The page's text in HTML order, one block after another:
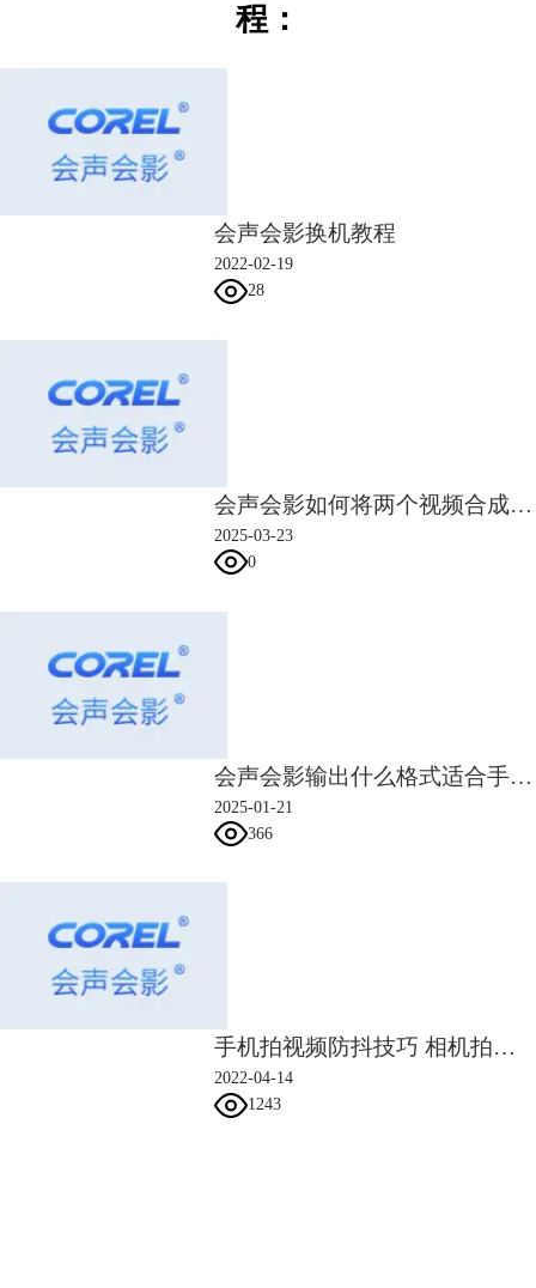
程：
会声会影换机教程
2022-02-19
28
会声会影如何将两个视频合成一个 会声会影两个视频融合技巧
2025-03-23
0
会声会影输出什么格式适合手机 会声会影输出手机视频尺寸
2025-01-21
366
手机拍视频防抖技巧 相机拍视频怎么防抖
2022-04-14
1243